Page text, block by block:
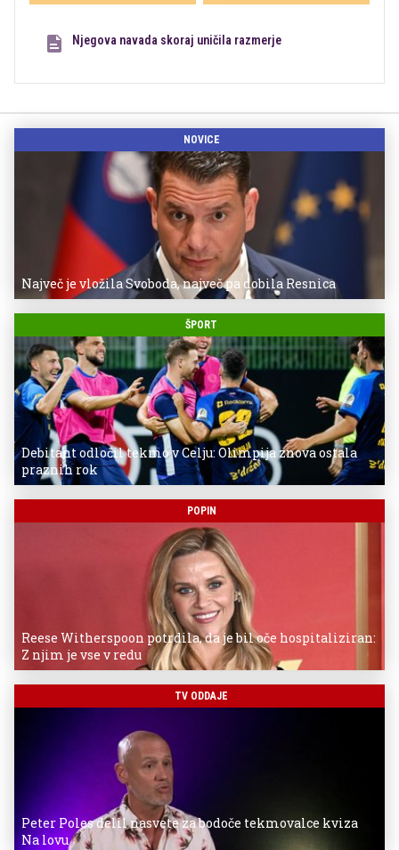
Njegova navada skoraj uničila razmerje
NOVICE
Največ je vložila Svoboda, največ pa dobila Resnica
ŠPORT
Debitant odločil tekmo v Celju: Olimpija znova ostala
praznih rok
POPIN
Reese Witherspoon potrdila, da je bil oče hospitaliziran:
Z njim je vse v redu
TV ODDAJE
Peter Poles delil nasvete za bodoče tekmovalce kviza
Na lovu